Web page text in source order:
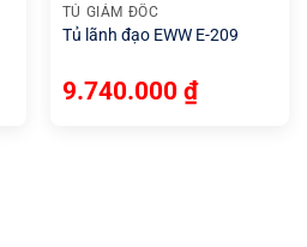
TỦ GIÁM ĐỐC
Tủ lãnh đạo EWW E-209
9.740.000 ₫